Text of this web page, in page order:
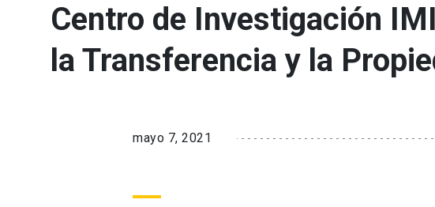
Centro de Investigación
la Transferencia y la
mayo 7, 2021